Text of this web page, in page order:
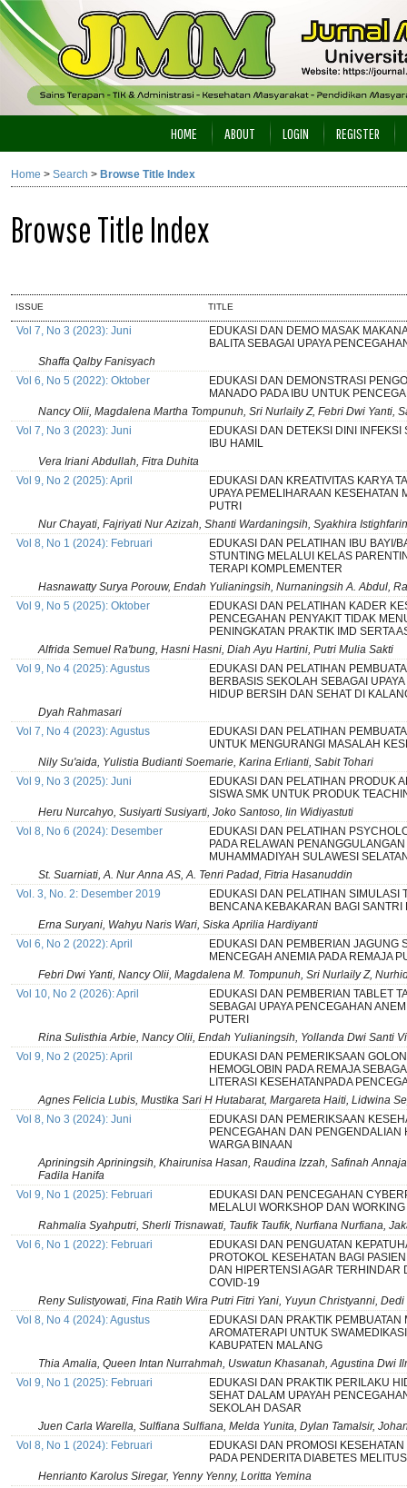
HOME ABOUT LOGIN REGISTER
Home > Search > Browse Title Index
Browse Title Index
ISSUE TITLE
Vol 7, No 3 (2023): Juni
EDUKASI DAN DEMO MASAK
BALITA SEBAGAI UPAYA
Shaffa Qalby Fanisyach
Vol 6, No 5 (2022): Oktober
EDUKASI DAN DEMONSTRASI
MANADO PADA IBU UNTUK
Nancy Olii, Magdalena Martha Tompunuh, Sri Nurlaily Z, Febri Dwi Yanti,
Vol 7, No 3 (2023): Juni
EDUKASI DAN DETEKSI DINI INFEKSI
IBU HAMIL
Vera Iriani Abdullah, Fitra Duhita
Vol 9, No 2 (2025): April
EDUKASI DAN KREATIVITAS KARYA
UPAYA PEMELIHARAAN KESEHATAN
PUTRI
Nur Chayati, Fajriyati Nur Azizah, Shanti Wardaningsih, Syakhira
Vol 8, No 1 (2024): Februari
EDUKASI DAN PELATIHAN IBU BAYI/
STUNTING MELALUI KELAS
TERAPI KOMPLEMENTER
Hasnawatty Surya Porouw, Endah Yulianingsih, Nurnaningsih A. Abdul,
Vol 9, No 5 (2025): Oktober
EDUKASI DAN PELATIHAN KADER
PENCEGAHAN PENYAKIT TIDAK
PENINGKATAN PRAKTIK IMD SERTA
Alfrida Semuel Ra'bung, Hasni Hasni, Diah Ayu Hartini, Putri Mulia Sakti
Vol 9, No 4 (2025): Agustus
EDUKASI DAN PELATIHAN
BERBASIS SEKOLAH SEBAGAI
HIDUP BERSIH DAN SEHAT DI
Dyah Rahmasari
Vol 7, No 4 (2023): Agustus
EDUKASI DAN PELATIHAN
UNTUK MENGURANGI MASALAH
Nily Su'aida, Yulistia Budianti Soemarie, Karina Erlianti, Sabit Tohari
Vol 9, No 3 (2025): Juni
EDUKASI DAN PELATIHAN PRODUK
SISWA SMK UNTUK PRODUK
Heru Nurcahyo, Susiyarti Susiyarti, Joko Santoso, Iin Widiyastuti
Vol 8, No 6 (2024): Desember
EDUKASI DAN PELATIHAN
PADA RELAWAN
MUHAMMADIYAH SULAWESI
St. Suarniati, A. Nur Anna AS, A. Tenri Padad, Fitria Hasanuddin
Vol. 3, No. 2: Desember 2019
EDUKASI DAN PELATIHAN SIMULASI
BENCANA KEBAKARAN BAGI SANTRI
Erna Suryani, Wahyu Naris Wari, Siska Aprilia Hardiyanti
Vol 6, No 2 (2022): April
EDUKASI DAN PEMBERIAN JAGUNG
MENCEGAH ANEMIA PADA REMAJA
Febri Dwi Yanti, Nancy Olii, Magdalena M. Tompunuh, Sri Nurlaily Z,
Vol 10, No 2 (2026): April
EDUKASI DAN PEMBERIAN TABLET
SEBAGAI UPAYA PENCEGAHAN
PUTERI
Rina Sulisthia Arbie, Nancy Olii, Endah Yulianingsih, Yollanda Dwi Santi
Vol 9, No 2 (2025): April
EDUKASI DAN PEMERIKSAAN
HEMOGLOBIN PADA REMAJA
LITERASI KESEHATANPADA
Agnes Felicia Lubis, Mustika Sari H Hutabarat, Margareta Haiti, Lidwina
Vol 8, No 3 (2024): Juni
EDUKASI DAN PEMERIKSAAN
PENCEGAHAN DAN PENGENDALIAN
WARGA BINAAN
Apriningsih Apriningsih, Khairunisa Hasan, Raudina Izzah, Safinah
Fadila Hanifa
Vol 9, No 1 (2025): Februari
EDUKASI DAN PENCEGAHAN
MELALUI WORKSHOP DAN
Rahmalia Syahputri, Sherli Trisnawati, Taufik Taufik, Nurfiana Nurfiana,
Vol 6, No 1 (2022): Februari
EDUKASI DAN PENGUATAN
PROTOKOL KESEHATAN BAGI
DAN HIPERTENSI AGAR TERHINDAR
COVID-19
Reny Sulistyowati, Fina Ratih Wira Putri Fitri Yani, Yuyun Christyanni,
Vol 8, No 4 (2024): Agustus
EDUKASI DAN PRAKTIK PEMBUATAN
AROMATERAPI UNTUK
KABUPATEN MALANG
Thia Amalia, Queen Intan Nurrahmah, Uswatun Khasanah, Agustina Dwi
Vol 9, No 1 (2025): Februari
EDUKASI DAN PRAKTIK PERILAKU
SEHAT DALAM UPAYAH
SEKOLAH DASAR
Juen Carla Warella, Sulfiana Sulfiana, Melda Yunita, Dylan Tamalsir,
Vol 8, No 1 (2024): Februari
EDUKASI DAN PROMOSI
PADA PENDERITA DIABETES MELITUS
Henrianto Karolus Siregar, Yenny Yenny, Loritta Yemina